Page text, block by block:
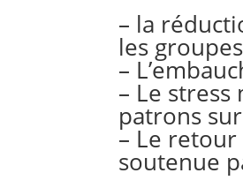
– la
les
–
– Le
patrons
– Le
soutenue